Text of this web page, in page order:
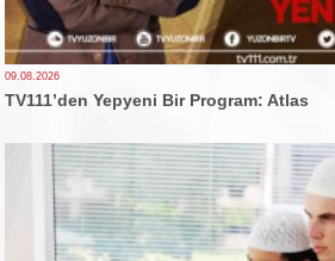
09.08.2026
TV111’den Yepyeni Bir Program: Atlas